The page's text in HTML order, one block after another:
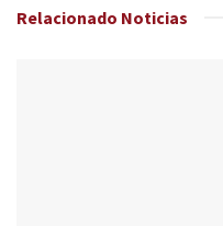
Relacionado Noticias